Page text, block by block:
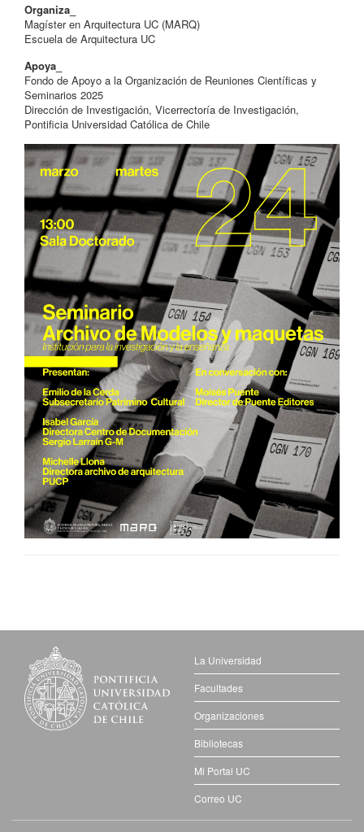
Organiza_
Magíster en Arquitectura UC (MARQ)
Escuela de Arquitectura UC
Apoya_
Fondo de Apoyo a la Organización de Reuniones Científicas y
Seminarios 2025
Dirección de Investigación, Vicerrectoría de Investigación,
Pontificia Universidad Católica de Chile
La Universidad
Facultades
Organizaciones
Bibliotecas
Mi Portal UC
Correo UC